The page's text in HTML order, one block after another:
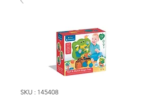
SKU : 145408